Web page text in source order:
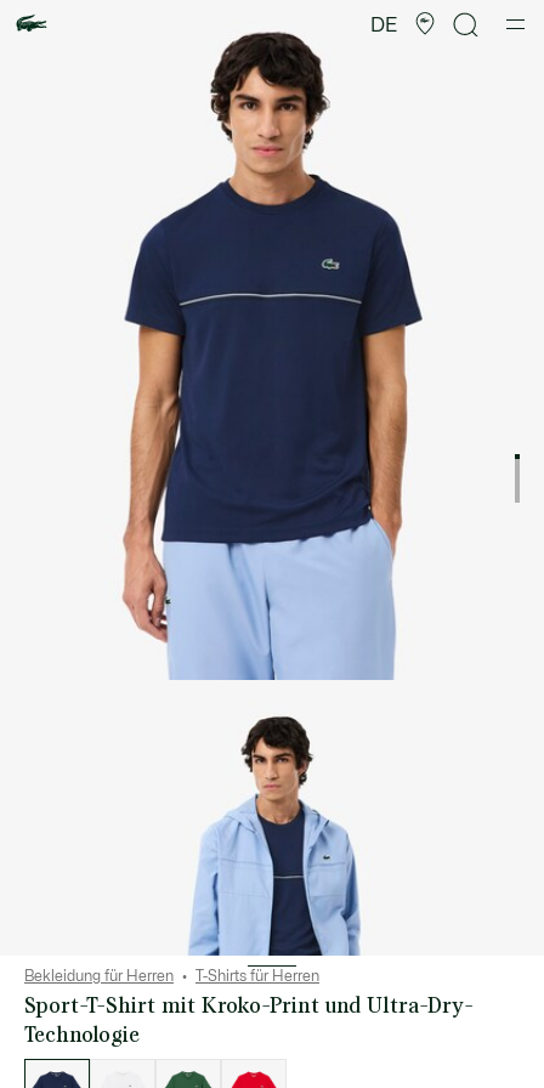
DE
Bekleidung für Herren T-Shirts für Herren
Sport-T-Shirt mit Kroko-Print und Ultra-Dry-
Technologie
der